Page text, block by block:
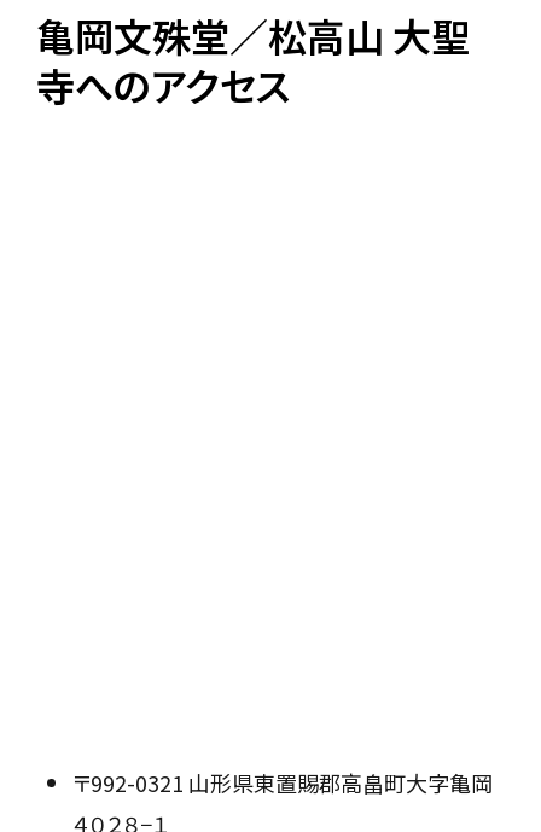
亀岡文殊堂／松高山 大聖
寺へのアクセス
〒992-0321 山形県東置賜郡高畠町大字亀岡
４０２８−１